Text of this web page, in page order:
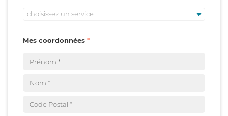
choisissez un service
Mes coordonnées